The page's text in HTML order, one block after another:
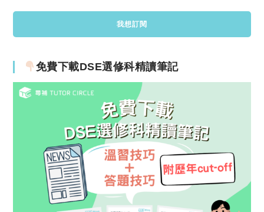
免費下載DSE選修科精讀筆記